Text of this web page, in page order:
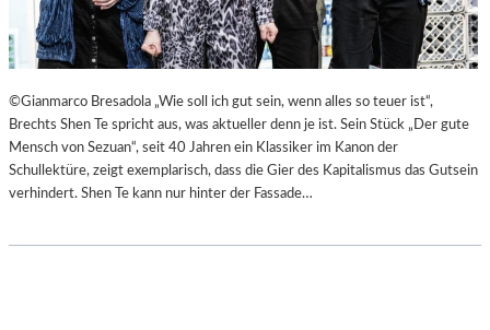
©Gianmarco Bresadola „Wie soll ich gut sein, wenn alles so teuer ist“,
Brechts Shen Te spricht aus, was aktueller denn je ist. Sein Stück „Der gute
Mensch von Sezuan“, seit 40 Jahren ein Klassiker im Kanon der
Schullektüre, zeigt exemplarisch, dass die Gier des Kapitalismus das Gutsein
verhindert. Shen Te kann nur hinter der Fassade…